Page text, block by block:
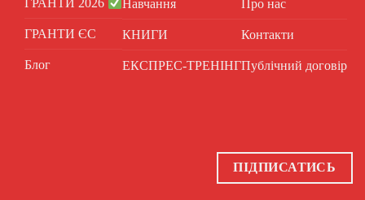
ГРАНТИ 2026
ГРАНТИ ЄС
Блог
Навчання
КНИГИ
ЕКСПРЕС-ТРЕНІНГ
Про нас
Контакти
Публічний договір
ПІДПИСАТИСЬ